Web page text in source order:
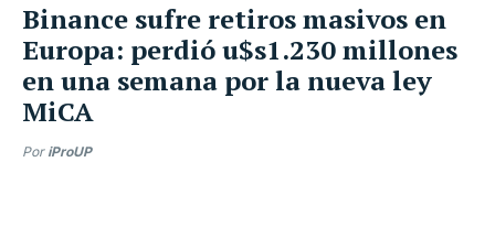
Binance sufre retiros masivos en
Europa: perdió u$s1.230 millones
en una semana por la nueva ley
MiCA
Por iProUP